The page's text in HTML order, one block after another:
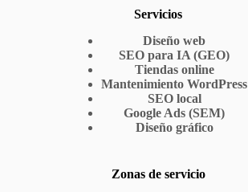
evitarlos)Servicios
Diseño web
SEO para IA (GEO)
Tiendas online
Mantenimiento WordPress
SEO local
Google Ads (SEM)
Diseño gráfico
Zonas de servicio